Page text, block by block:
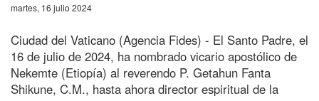
martes, 16 julio 2024
Ciudad del Vaticano (Agencia Fides) - El Santo Padre, el
16 de julio de 2024, ha nombrado vicario apostólico de
Nekemte (Etiopía) al reverendo P. Getahun Fanta
Shikune, C.M., hasta ahora director espiritual de la